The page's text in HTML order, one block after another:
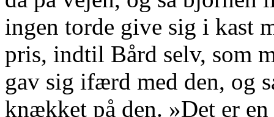
ingen torde give sig i kast
pris, indtil Bård selv, som
gav sig ifærd med den, og
knækket på den. »Det er